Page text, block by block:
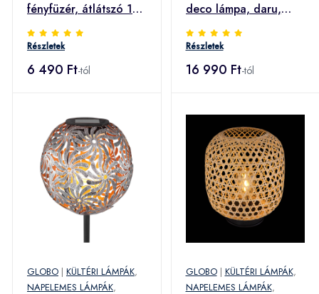
fényfüzér, átlátszó 10
méter
Részletek
6 490 Ft-tól
deco lámpa, daru,
szürke
Részletek
16 990 Ft-tól
GLOBO | KÜLTÉRI LÁMPÁK,
NAPELEMES LÁMPÁK,
GLOBO| KÜLTÉRI LÁMPÁK,
NAPELEMES LÁMPÁK,